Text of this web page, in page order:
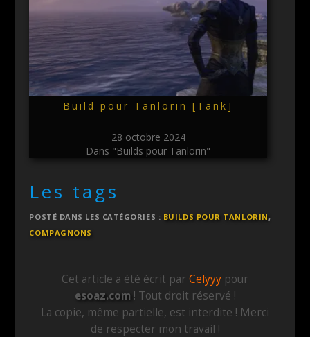
Build pour Tanlorin [Tank]
28 octobre 2024
Dans "Builds pour Tanlorin"
Les tags
POSTÉ DANS LES CATÉGORIES : BUILDS POUR TANLORIN ,
COMPAGNONS
Cet article a été écrit par Celyyy pour
esoaz.com ! Tout droit réservé !
La copie, même partielle, est interdite ! Merci
de respecter mon travail !